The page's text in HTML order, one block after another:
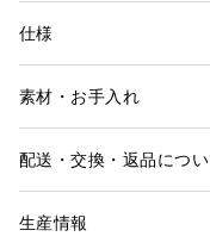
仕様
素材・お手入れ
配送・交換・返品につ
生産情報